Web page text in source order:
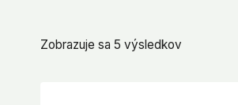
Zobrazuje sa 5 výsledkov